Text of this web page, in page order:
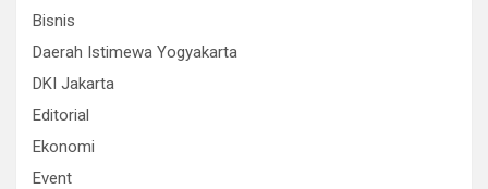
Bisnis
Daerah Istimewa Yogyakarta
DKI Jakarta
Editorial
Ekonomi
Event